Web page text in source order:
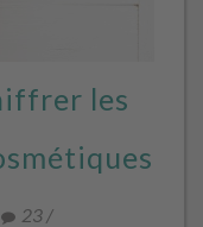
les
23 /